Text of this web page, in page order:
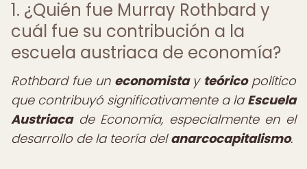
1. ¿Quién fue Murray Rothbard y
cuál fue su contribución a la
escuela austriaca de economía?
Rothbard fue un economistay teóricopolítico
que contribuyó significativamente a la Escuela
Austriacade Economía, especialmente en el
desarrollo de la teoría delanarcocapitalismo.